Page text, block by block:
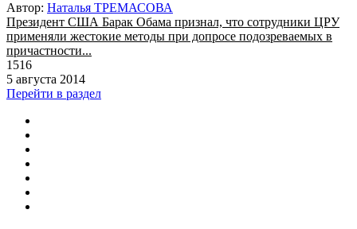
Автор: Наталья ТРЕМАСОВА
Президент США Барак Обама признал, что сотрудники ЦРУ
применяли жестокие методы при допросе подозреваемых в
причастности...
1516
5 августа 2014
Перейти в раздел